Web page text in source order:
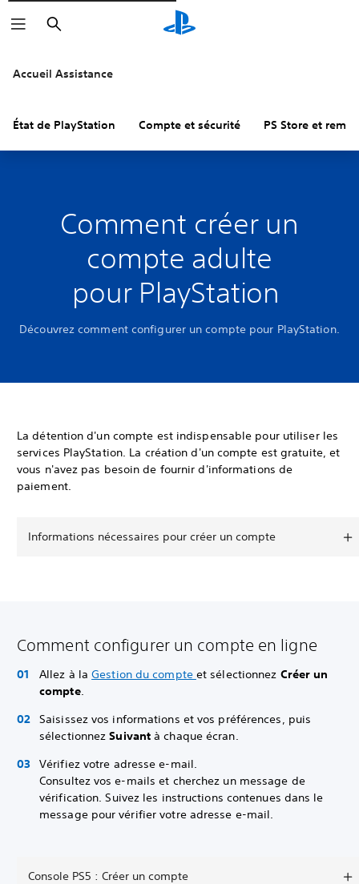
Rechercher
Accueil Assistance
État de PlayStation Compte et sécurité PS Store et
Comment créer un
compte adulte
pour PlayStation
Découvrez comment configurer un compte pour PlayStation.
La détention d'un compte est indispensable pour utiliser les
services PlayStation. La création d'un compte est gratuite, et
vous n'avez pas besoin de fournir d'informations de
paiement.
Informations nécessaires pour créer un compte
Comment configurer un compte en ligne
Allez à laGestion du compte et sélectionnez Créer un
compte.
Saisissez vos informations et vos préférences, puis
sélectionnezSuivantà chaque écran.
Vérifiez votre adresse e-mail.
Consultez vos e-mails et cherchez un message de
vérification. Suivez les instructions contenues dans le
message pour vérifier votre adresse e-mail.
Console PS5 : Créer un compte